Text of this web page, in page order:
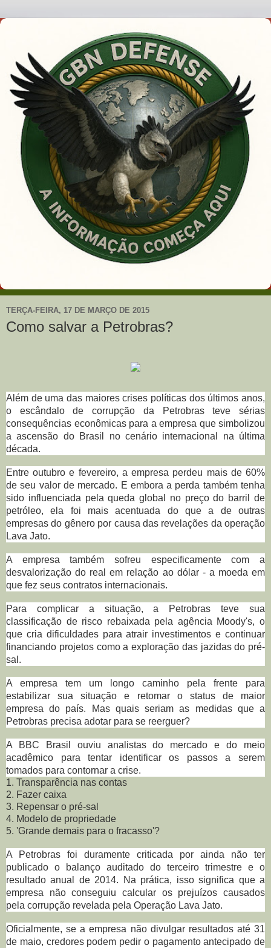
TERÇA-FEIRA, 17 DE MARÇO DE 2015
Como salvar a Petrobras?
Além de uma das maiores crises políticas dos últimos anos,
o escândalo de corrupção da Petrobras teve sérias
consequências econômicas para a empresa que simbolizou
a ascensão do Brasil no cenário internacional na última
década.
Entre outubro e fevereiro, a empresa perdeu mais de 60%
de seu valor de mercado. E embora a perda também tenha
sido influenciada pela queda global no preço do barril de
petróleo, ela foi mais acentuada do que a de outras
empresas do gênero por causa das revelações da operação
Lava Jato.
A empresa também sofreu especificamente com a
desvalorização do real em relação ao dólar - a moeda em
que fez seus contratos internacionais.
Para complicar a situação, a Petrobras teve sua
classificação de risco rebaixada pela agência Moody's, o
que cria dificuldades para atrair investimentos e continuar
financiando projetos como a exploração das jazidas do pré-
sal.
A empresa tem um longo caminho pela frente para
estabilizar sua situação e retomar o status de maior
empresa do país. Mas quais seriam as medidas que a
Petrobras precisa adotar para se reerguer?
A BBC Brasil ouviu analistas do mercado e do meio
acadêmico para tentar identificar os passos a serem
tomados para contornar a crise.
1. Transparência nas contas
2. Fazer caixa
3. Repensar o pré-sal
4. Modelo de propriedade
5. 'Grande demais para o fracasso'?
A Petrobras foi duramente criticada por ainda não ter
publicado o balanço auditado do terceiro trimestre e o
resultado anual de 2014. Na prática, isso significa que a
empresa não conseguiu calcular os prejuízos causados
pela corrupção revelada pela Operação Lava Jato.
Oficialmente, se a empresa não divulgar resultados até 31
de maio, credores podem pedir o pagamento antecipado de